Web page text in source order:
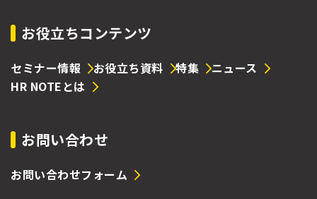
お役立ちコンテンツ
セミナー情報 お役立ち資料 特集
ニュース
HR NOTEとは
お問い合わせ
お問い合わせフォーム